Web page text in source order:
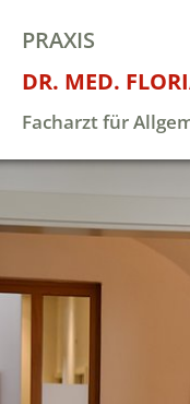
PRAXIS
DR. MED.
Facharzt für